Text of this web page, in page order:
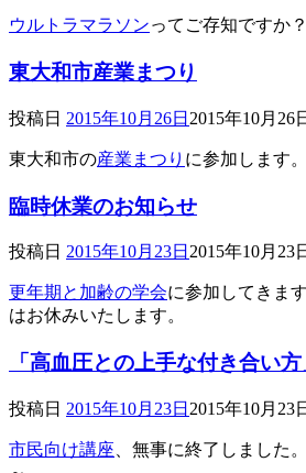
ウルトラマラソンってご存知ですか？
東大和市産業まつり
投稿日 2015年10月26日 2015年10月26
東大和市の産業まつり に参加します。
臨時休業のお知らせ
投稿日 2015年10月23日 2015年10月23
更年期と加齢の学会に参加してきま
はお休みいたします。
「高血圧との上手な付き合い
投稿日 2015年10月23日 2015年10月23
市民向け講座 、無事に終了しました